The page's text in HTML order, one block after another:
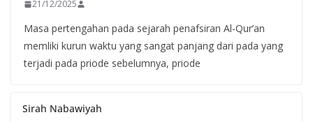
21/12/2025
Masa pertengahan pada sejarah penafsiran Al-Qur’an
memliki kurun waktu yang sangat panjang dari pada yang
terjadi pada priode sebelumnya, priode
Sirah Nabawiyah